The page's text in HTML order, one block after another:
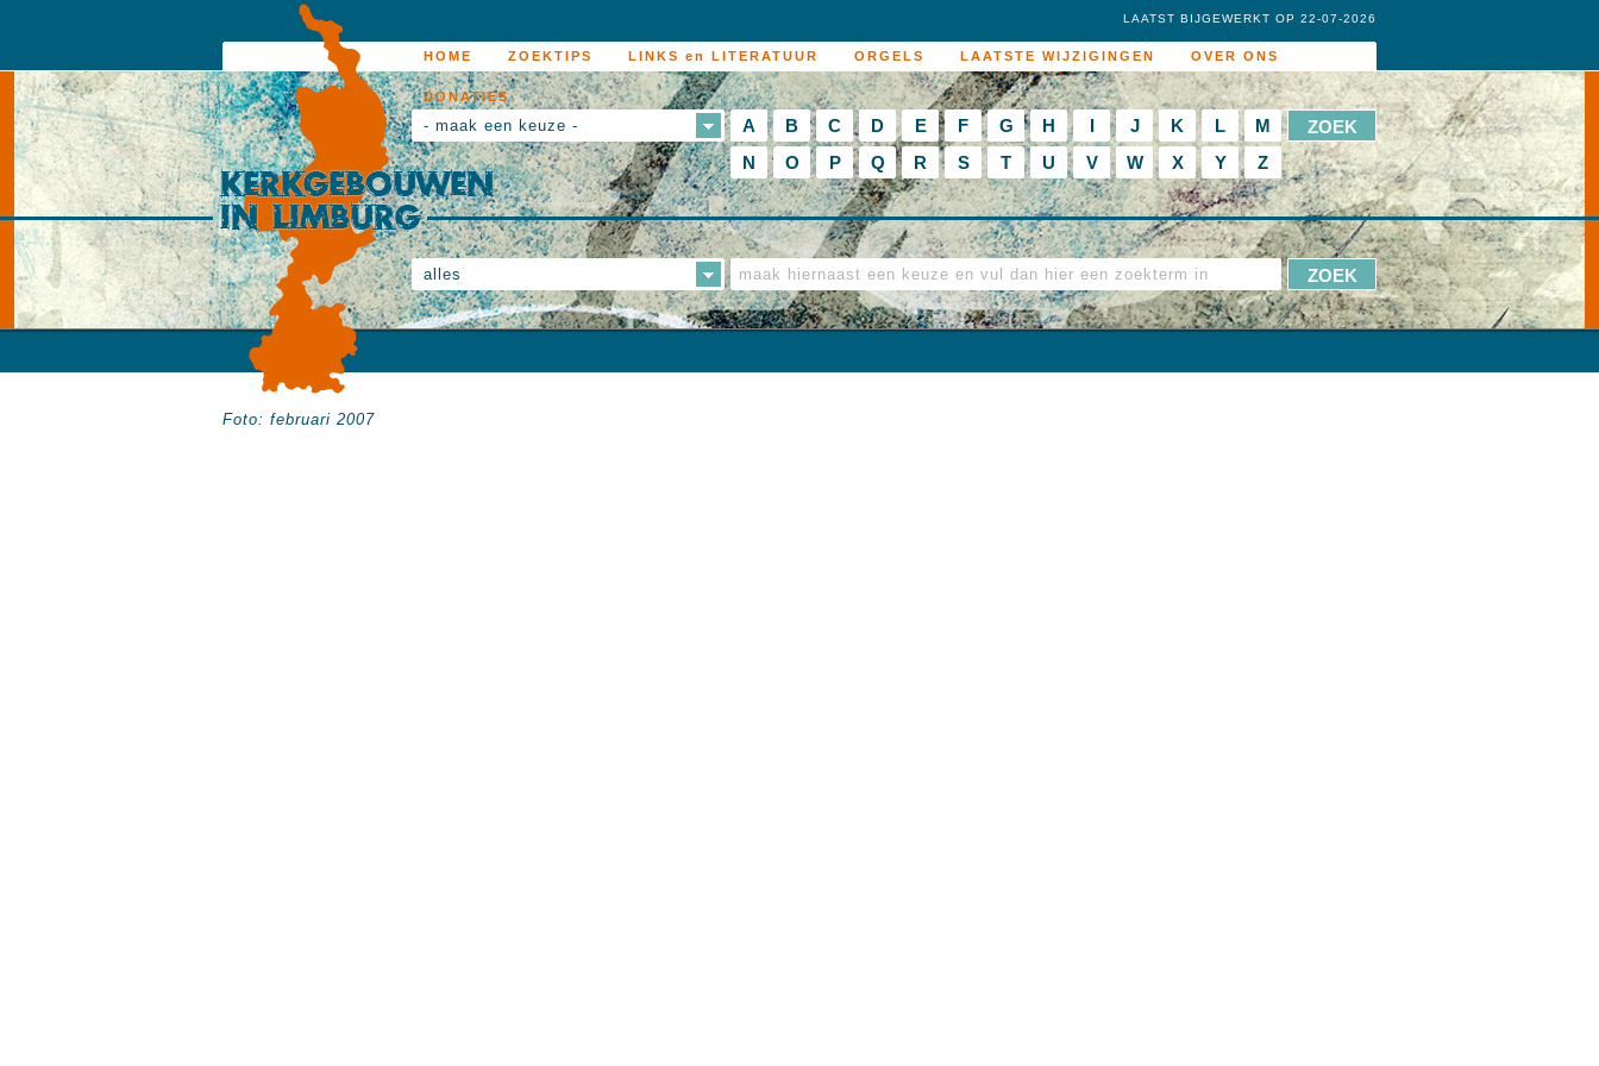
HOME ZOEKTIPS LINKS en LITERATUUR ORGELS LAATSTE WIJZIGINGEN OVER ONS
DONATIES
LAATST BIJGEWERKT OP 22-07-2026
- maak een keuze - A B C D E F G H I J K L
M
N
O P Q R S T U V W X Y Z
alles
Foto: februari 2007